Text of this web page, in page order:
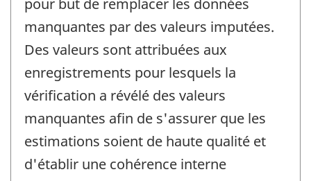
manquantes par des valeurs imputées.
Des valeurs sont attribuées aux
enregistrements pour lesquels la
vérification a révélé des valeurs
manquantes afin de s'assurer que les
estimations soient de haute qualité et
d'établir une cohérence interne